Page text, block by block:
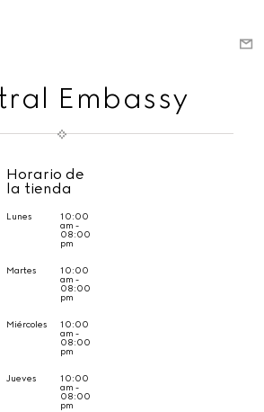
Embassy
Horario de
la tienda
Lunes 10:00
am -
08:00
pm
Martes 10:00
am -
08:00
pm
Miércoles 10:00
am -
08:00
pm
Jueves 10:00
am -
08:00
pm